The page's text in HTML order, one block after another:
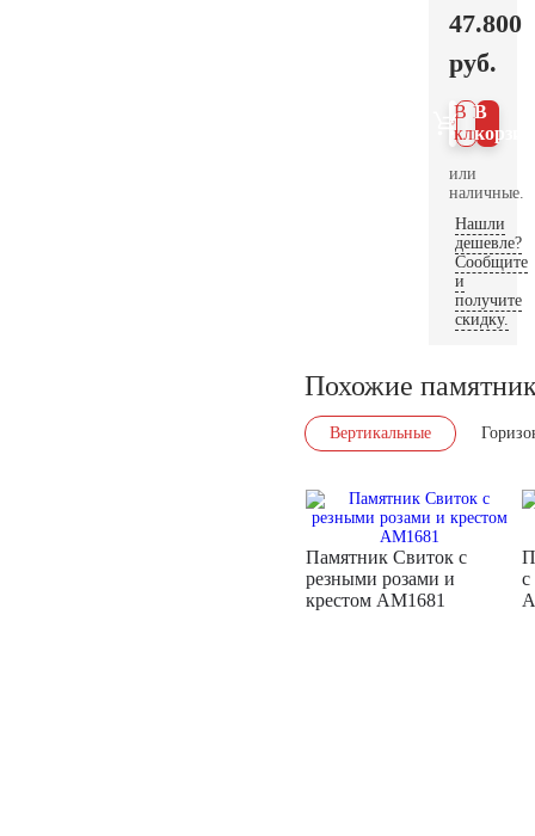
47.800
руб.
В
В 1
клик
или
наличные.
Нашли
дешевле?
Сообщите
и
получите
скидку.
Похожие
Вертикальные
Памятник Свиток с
резными розами и
крестом AM1681